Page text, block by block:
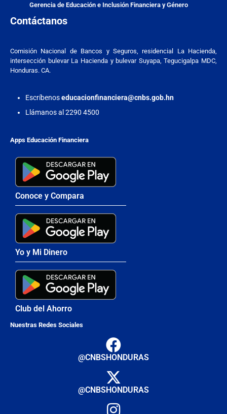
Gerencia de Educación e Inclusión Financiera y Género
Contáctanos
Comisión Nacional de Bancos y Seguros, residencial La Hacienda,
intersección bulevar La Hacienda y bulevar Suyapa, Tegucigalpa MDC,
Honduras. CA.
Escríbenoseducacionfinanciera@cnbs.gob.hn
Llámanos al 2290 4500
Apps Educación Financiera
Conoce y Compara
Yo y Mi Dinero
Club del Ahorro
Nuestras Redes Sociales
@CNBSHONDURAS
@CNBSHONDURAS